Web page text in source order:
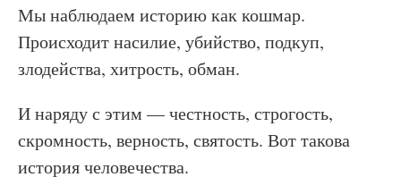
Мы наблюдаем историю как кошмар.
Происходит насилие, убийство, подкуп,
злодейства, хитрость, обман.
И наряду с этим — честность, строгость,
скромность, верность, святость. Вот такова
история человечества.